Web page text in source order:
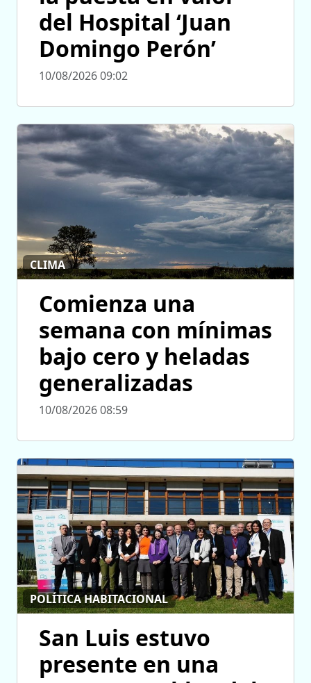
del Hospital ‘Juan
Domingo Perón’
10/08/2026 09:02
CLIMA
Comienza una
semana con mínimas
bajo cero y heladas
generalizadas
10/08/2026 08:59
POLÍTICA HABITACIONAL
San Luis estuvo
presente en una